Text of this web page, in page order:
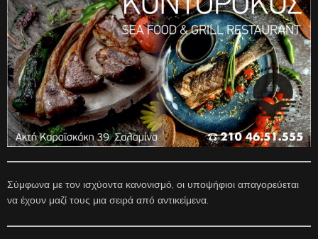
Σύμφωνα με τον ισχύοντα κανονισμό, οι υποψήφιοι απαγορεύεται
να έχουν μαζί τους μια σειρά από αντικείμενα.